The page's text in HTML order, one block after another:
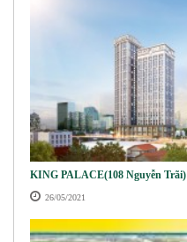
KING PALACE(108 Nguyễn Trãi)
26/05/2021